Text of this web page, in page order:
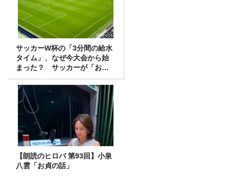
サッカーW杯の「3分間の給水
タイム」、なぜ今大会から始
まった？ サッカーが「お
金」に変わる仕組み
【朗読のヒロバ 第93回】小泉
八雲「お貞の話」